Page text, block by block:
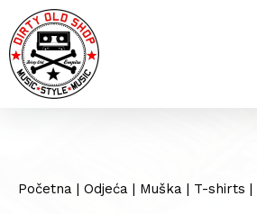
Početna | Odjeća | Muška | T-shirts |